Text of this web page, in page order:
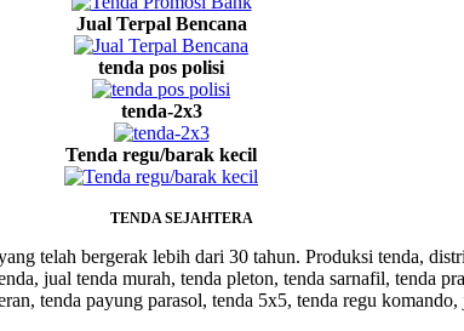
Jual Terpal Bencana
tenda pos polisi
tenda-2x3
Tenda regu/barak kecil
TENDA SEJAHTERA
telah bergerak lebih dari 30 tahun. Produksi tenda,
jual tenda murah, tenda pleton, tenda sarnafil, tenda
tenda payung parasol, tenda 5x5, tenda regu